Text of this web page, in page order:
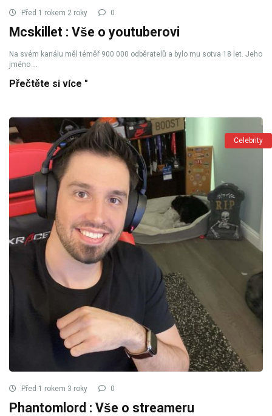
Před 1 rokem 2 roky 0
Mcskillet : Vše o youtuberovi
Na svém kanálu měl téměř 900 000 odběratelů a bylo mu sotva 18 let. Jeho
jméno ...
Přečtěte si více "
Celebrity
Před 1 rokem 3 roky 0
Phantomlord : Vše o streameru